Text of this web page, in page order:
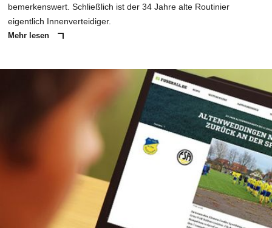
bemerkenswert. Schließlich ist der 34 Jahre alte Routinier
eigentlich Innenverteidiger.
Mehr lesen